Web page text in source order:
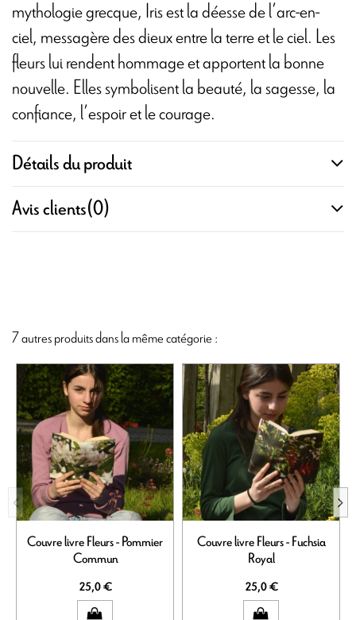
mythologie grecque, Iris est la déesse de l’arc-en-
ciel, messagère des dieux entre la terre et le ciel. Les
fleurs lui rendent hommage et apportent la bonne
nouvelle. Elles symbolisent la beauté, la sagesse, la
confiance, l’espoir et le courage.
Détails du produit
Avis clients(0)
7 autres produits dans la même catégorie :
Couvre livre Fleurs - Pommier
Commun
25,0 €
Couvre livre Fleurs - Fuchsia
Royal
25,0 €